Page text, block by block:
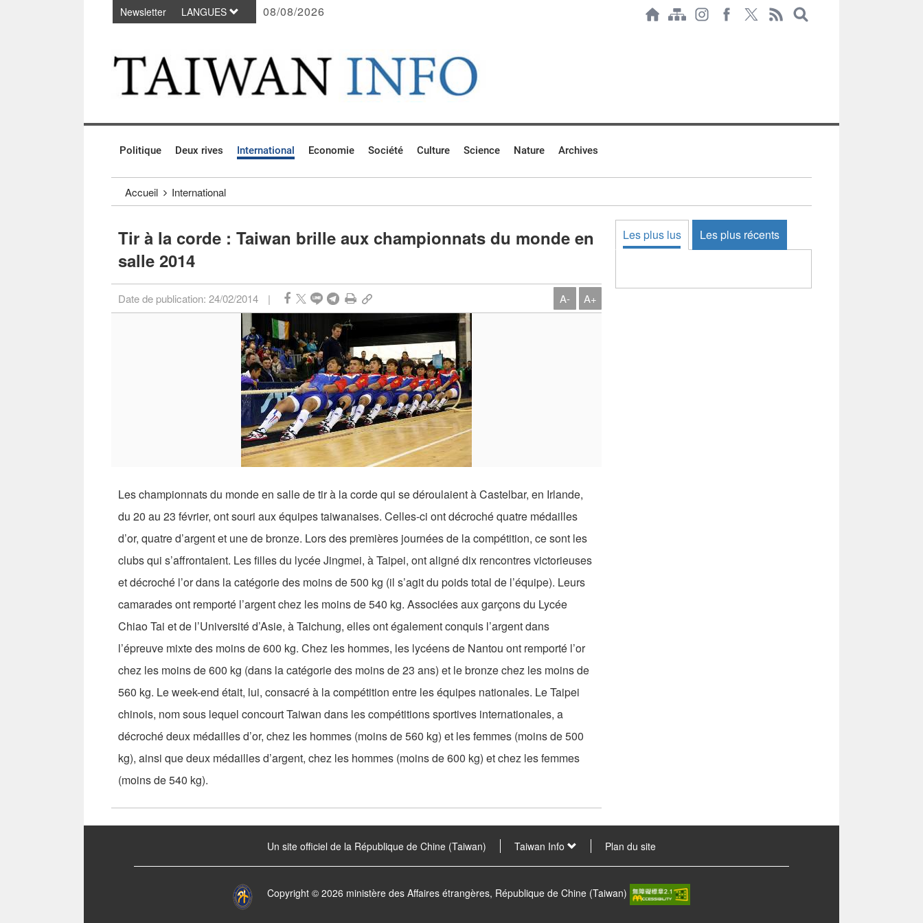
Passer au contenu principal
Newsletter LANGUES 08/08/2026
Politique Deux rives International Economie Société Culture Science Nature Archives
Accueil International
Tir à la corde : Taiwan brille aux championnats du monde en
salle 2014
Date de publication: 24/02/2014 | A- A+
Les championnats du monde en salle de tir à la corde qui se déroulaient à Castelbar, en Irlande,
du 20 au 23 février, ont souri aux équipes taiwanaises. Celles-ci ont décroché quatre médailles
d’or, quatre d’argent et une de bronze. Lors des premières journées de la compétition, ce sont les
clubs qui s’affrontaient. Les filles du lycée Jingmei, à Taipei, ont aligné dix rencontres victorieuses
et décroché l’or dans la catégorie des moins de 500 kg (il s’agit du poids total de l’équipe). Leurs
camarades ont remporté l’argent chez les moins de 540 kg. Associées aux garçons du Lycée
Chiao Tai et de l’Université d’Asie, à Taichung, elles ont également conquis l’argent dans
l’épreuve mixte des moins de 600 kg. Chez les hommes, les lycéens de Nantou ont remporté l’or
chez les moins de 600 kg (dans la catégorie des moins de 23 ans) et le bronze chez les moins de
560 kg. Le week-end était, lui, consacré à la compétition entre les équipes nationales. Le Taipei
chinois, nom sous lequel concourt Taiwan dans les compétitions sportives internationales, a
décroché deux médailles d’or, chez les hommes (moins de 560 kg) et les femmes (moins de 500
kg), ainsi que deux médailles d’argent, chez les hommes (moins de 600 kg) et chez les femmes
(moins de 540 kg).
Les plus lus Les plus récents
Un site officiel de la République de Chine (Taiwan) Taiwan Info Plan du site
Copyright © 2026 ministère des Affaires étrangères, République de Chine (Taiwan)